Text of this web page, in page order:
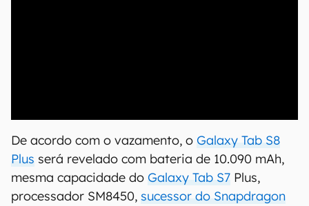
De acordo com o vazamento, o Galaxy Tab S8
Plus será revelado com bateria de 10.090 mAh,
mesma capacidade do Galaxy Tab S7 Plus,
processador SM8450, sucessor do Snapdragon